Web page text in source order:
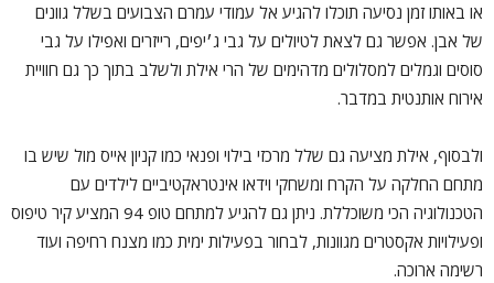
או באותו זמן נסיעה תוכלו להגיע אל עמודי עמרם הצבועים בשלל גוונים
של אבן. אפשר גם לצאת לטיולים על גבי ג׳יפים, רייזרים ואפילו על גבי
סוסים וגמלים למסלולים מדהימים של הרי אילת ולשלב בתוך כך גם חוויית
אירוח אותנטית במדבר.
ולבסוף, אילת מציעה גם שלל מרכזי בילוי ופנאי כמו קניון אייס מול שיש בו
מתחם החלקה על הקרח ומשחקי וידאו אינטראקטיביים לילדים עם
הטכנולוגיה הכי משוכללת. ניתן גם להגיע למתחם טופ 94 המציע קיר טיפוס
ופעילויות אקסטרים מגוונות, לבחור בפעילות ימית כמו מצנח רחיפה ועוד
רשימה ארוכה.